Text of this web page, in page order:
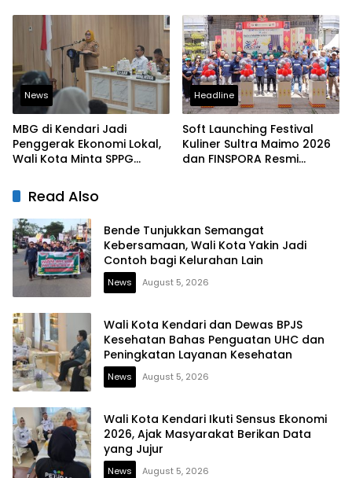
Solid
News
MBG di Kendari Jadi
Penggerak Ekonomi Lokal,
Wali Kota Minta SPPG
Headline
Soft Launching Festival
Kuliner Sultra Maimo 2026
dan FINSPORA Resmi
Read Also
Bende Tunjukkan Semangat
Kebersamaan, Wali Kota Yakin Jadi
Contoh bagi Kelurahan Lain
News August 5, 2026
Wali Kota Kendari dan Dewas BPJS
Kesehatan Bahas Penguatan UHC dan
Peningkatan Layanan Kesehatan
News August 5, 2026
Wali Kota Kendari Ikuti Sensus Ekonomi
2026, Ajak Masyarakat Berikan Data
yang Jujur
News August 5, 2026